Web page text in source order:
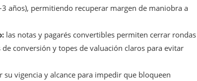
años), permitiendo recuperar margen de maniobra a
las notas y pagarés convertibles permiten cerrar rondas
conversión y topes de valuación claros para evitar
su vigencia y alcance para impedir que bloqueen